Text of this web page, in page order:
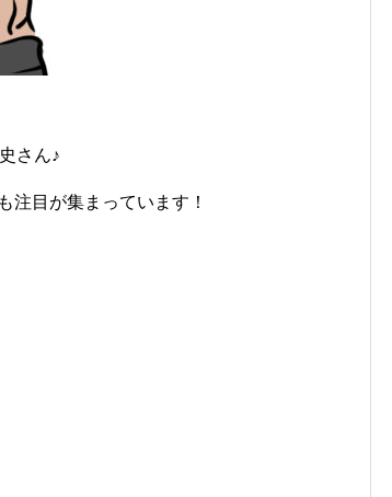
さん♪
注目が集まっています！